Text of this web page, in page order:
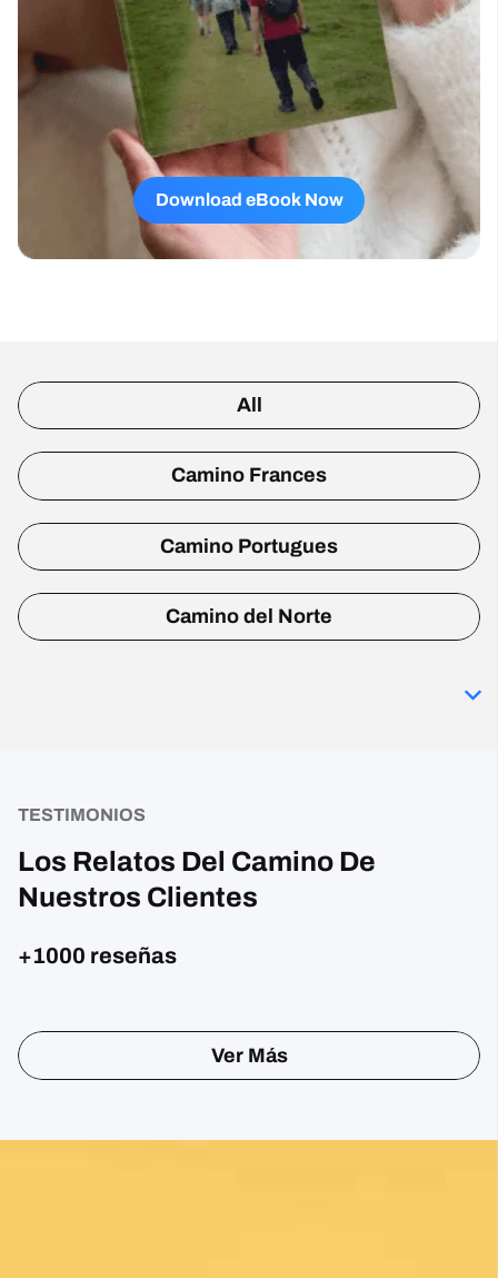
Download eBook Now
All
Camino Frances
Camino Portugues
Camino del Norte
TESTIMONIOS
Los Relatos Del Camino De
Nuestros Clientes
+1000 reseñas